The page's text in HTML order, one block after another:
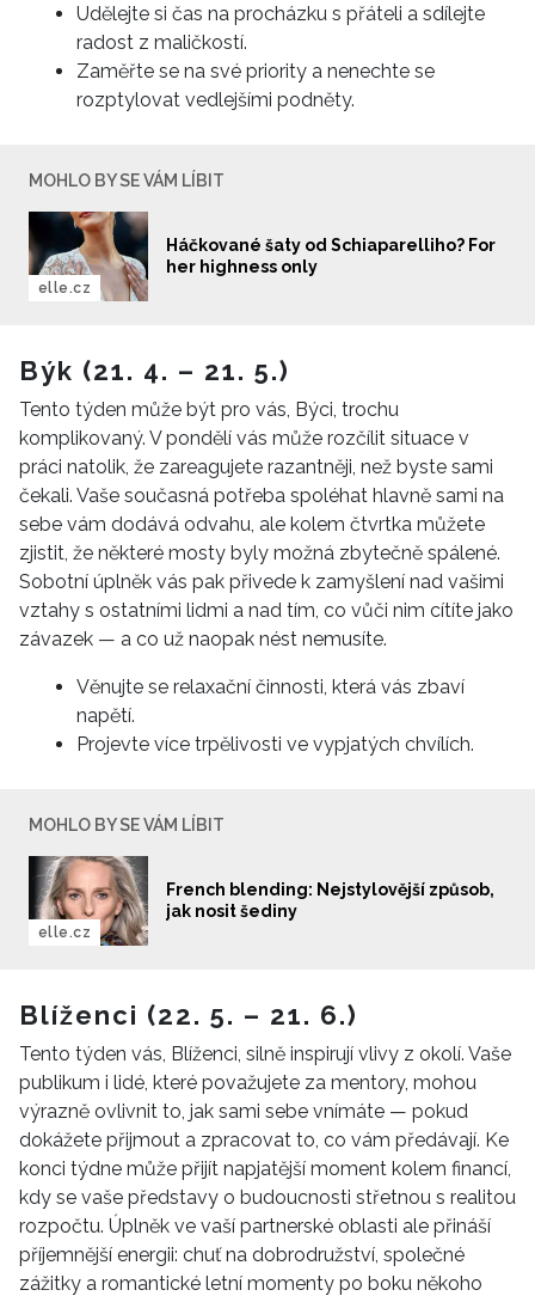
Udělejte si čas na procházku s přáteli a sdílejte
radost z maličkostí.
Zaměřte se na své priority a nenechte se
rozptylovat vedlejšími podněty.
MOHLO BY SE VÁM LÍBIT
Háčkované šaty od Schiaparelliho? For
her highness only
elle.cz
Býk (21. 4. – 21. 5.)
Tento týden může být pro vás, Býci, trochu
komplikovaný. V pondělí vás může rozčílit situace v
práci natolik, že zareagujete razantněji, než byste sami
čekali. Vaše současná potřeba spoléhat hlavně sami na
sebe vám dodává odvahu, ale kolem čtvrtka můžete
zjistit, že některé mosty byly možná zbytečně spálené.
Sobotní úplněk vás pak přivede k zamyšlení nad vašimi
vztahy s ostatními lidmi a nad tím, co vůči nim cítíte jako
závazek — a co už naopak nést nemusíte.
Věnujte se relaxační činnosti, která vás zbaví
napětí.
Projevte více trpělivosti ve vypjatých chvílích.
MOHLO BY SE VÁM LÍBIT
French blending: Nejstylovější způsob,
jak nosit šediny
elle.cz
Blíženci (22. 5. – 21. 6.)
Tento týden vás, Blíženci, silně inspirují vlivy z okolí. Vaše
publikum i lidé, které považujete za mentory, mohou
výrazně ovlivnit to, jak sami sebe vnímáte — pokud
dokážete přijmout a zpracovat to, co vám předávají. Ke
konci týdne může přijít napjatější moment kolem financí,
kdy se vaše představy o budoucnosti střetnou s realitou
rozpočtu. Úplněk ve vaší partnerské oblasti ale přináší
příjemnější energii: chuť na dobrodružství, společné
zážitky a romantické letní momenty po boku někoho